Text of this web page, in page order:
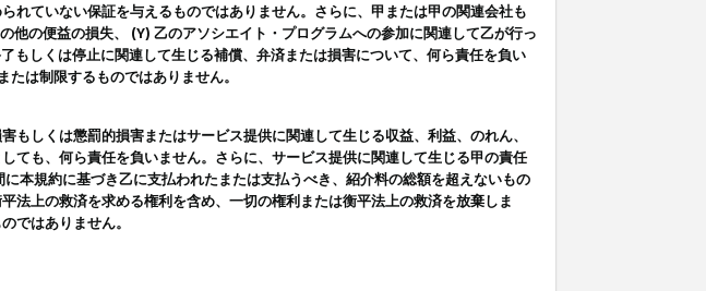
れていない保証を与えるものではありません。さらに、甲または甲の関連会社も
の便益の損失、 (Y) 乙のアソシエイト・プログラムへの参加に関連して乙が行っ
しくは停止に関連して生じる補償、弁済または損害について、何ら責任を負い
は制限するものではありません。
しくは懲罰的損害またはサービス提供に関連して生じる収益、利益、のれん、
ても、何ら責任を負いません。さらに、サービス提供に関連して生じる甲の責任
本規約に基づき乙に支払われたまたは支払うべき、紹介料の総額を超えないもの
法上の救済を求める権利を含め、一切の権利または衡平法上の救済を放棄しま
ではありません。